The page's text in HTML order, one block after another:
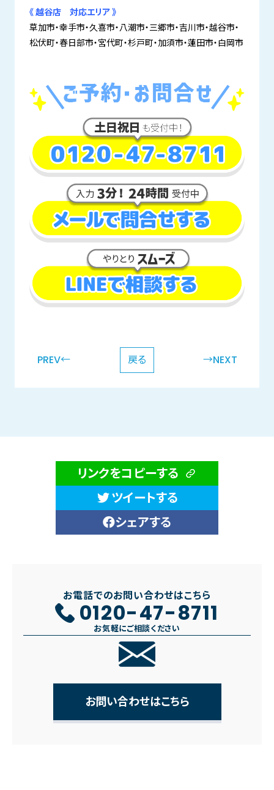
《 越谷店 対応エリア 》
草加市・幸手市・久喜市・八潮市・三郷市・吉川市・越谷市・
松伏町・春日部市・宮代町・杉戸町・加須市・蓮田市・白岡市
PREV← 戻る →NEXT
リンクをコピーする
ツイートする
シェアする
お電話でのお問い合わせはこちら
0120-47-8711
お気軽にご相談ください
お問い合わせはこちら